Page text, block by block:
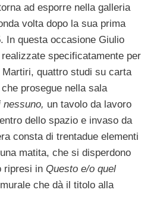
ad esporre nella galleria
volta dopo la sua prima
In questa occasione Giulio
specificatamente per
quattro studi su carta
prosegue nella sala
nessuno, un tavolo da lavoro
dello spazio e invaso da
consta di trentadue elementi
matita, che si disperdono
ripresi in Questo e/o quel
che dà il titolo alla